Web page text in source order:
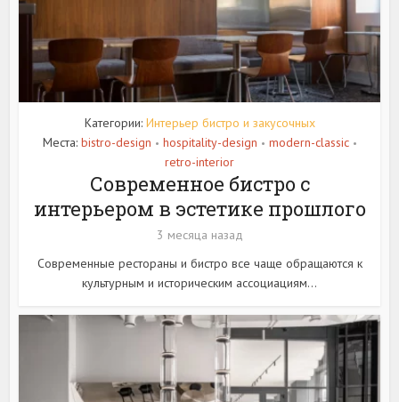
Категории: Интерьер бистро и закусочных
Места: bistro-design • hospitality-design • modern-classic •
retro-interior
Современное бистро с
интерьером в эстетике прошлого
3 месяца назад
Современные рестораны и бистро все чаще обращаются к
культурным и историческим ассоциациям...